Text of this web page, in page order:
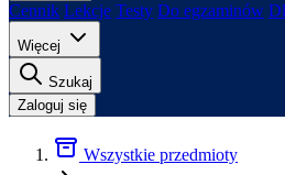
Cennik Lekcje Testy Do egzaminów
Więcej
Szukaj
Zaloguj się
Wszystkie przedmioty